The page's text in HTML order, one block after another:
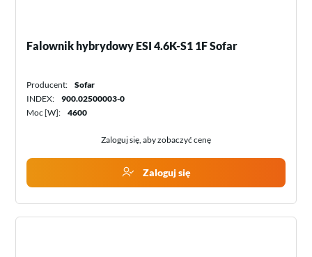
Falownik hybrydowy ESI 4.6K-S1 1F Sofar
Producent:
Sofar
INDEX:
900.02500003-0
Moc [W]:
4600
Zaloguj się, aby zobaczyć cenę
Zaloguj się